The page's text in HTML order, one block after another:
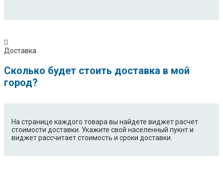
Доставка
Сколько будет стоить доставка в мой
город?
На странице каждого товара вы найдете виджет расчет
стоимости доставки. Укажите свой населенный пукнт и
виджет рассчитает стоимость и сроки доставки.